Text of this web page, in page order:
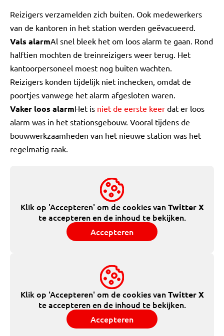
Reizigers verzamelden zich buiten. Ook medewerkers
van de kantoren in het station werden geëvacueerd.
Vals alarmAl snel bleek het om loos alarm te gaan. Rond
halftien mochten de treinreizigers weer terug. Het
kantoorpersoneel moest nog buiten wachten.
Reizigers konden tijdelijk niet inchecken, omdat de
poortjes vanwege het alarm afgesloten waren.
Vaker loos alarmHet is niet de eerste keer dat er loos
alarm was in het stationsgebouw. Vooral tijdens de
bouwwerkzaamheden van het nieuwe station was het
regelmatig raak.
Klik op 'Accepteren' om de cookies vanTwitter X
te accepteren en de inhoud te bekijken.
Accepteren
Klik op 'Accepteren' om de cookies vanTwitter X
te accepteren en de inhoud te bekijken.
Accepteren